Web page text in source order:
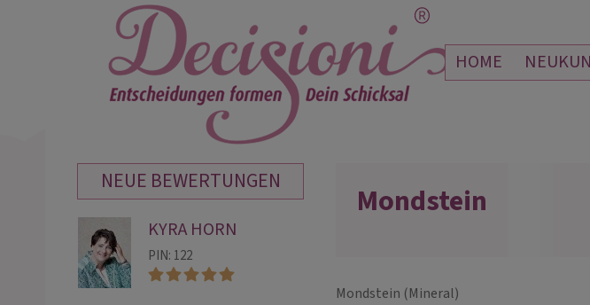
HOME
NEUE BEWERTUNGEN
KYRA HORN
PIN: 122
Mondstein
Mondstein (Mineral)